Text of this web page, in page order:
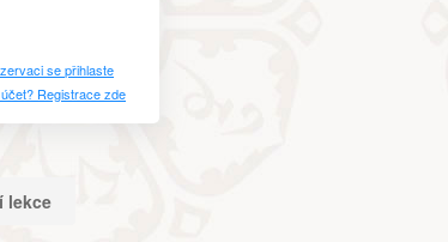
se naučí,
jak s ní
s přehledem
se přihlaste
Registrace zde
lekce